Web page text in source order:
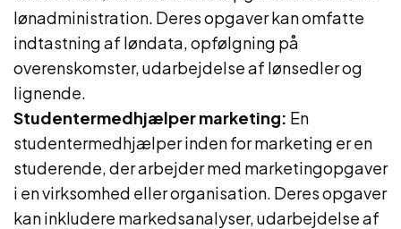
lønadministration. Deres opgaver kan omfatte
indtastning af løndata, opfølgning på
overenskomster, udarbejdelse af lønsedler og
lignende.
Studentermedhjælper marketing: En
studentermedhjælper inden for marketing er en
studerende, der arbejder med marketingopgaver
i en virksomhed eller organisation. Deres opgaver
kan inkludere markedsanalyser, udarbejdelse af